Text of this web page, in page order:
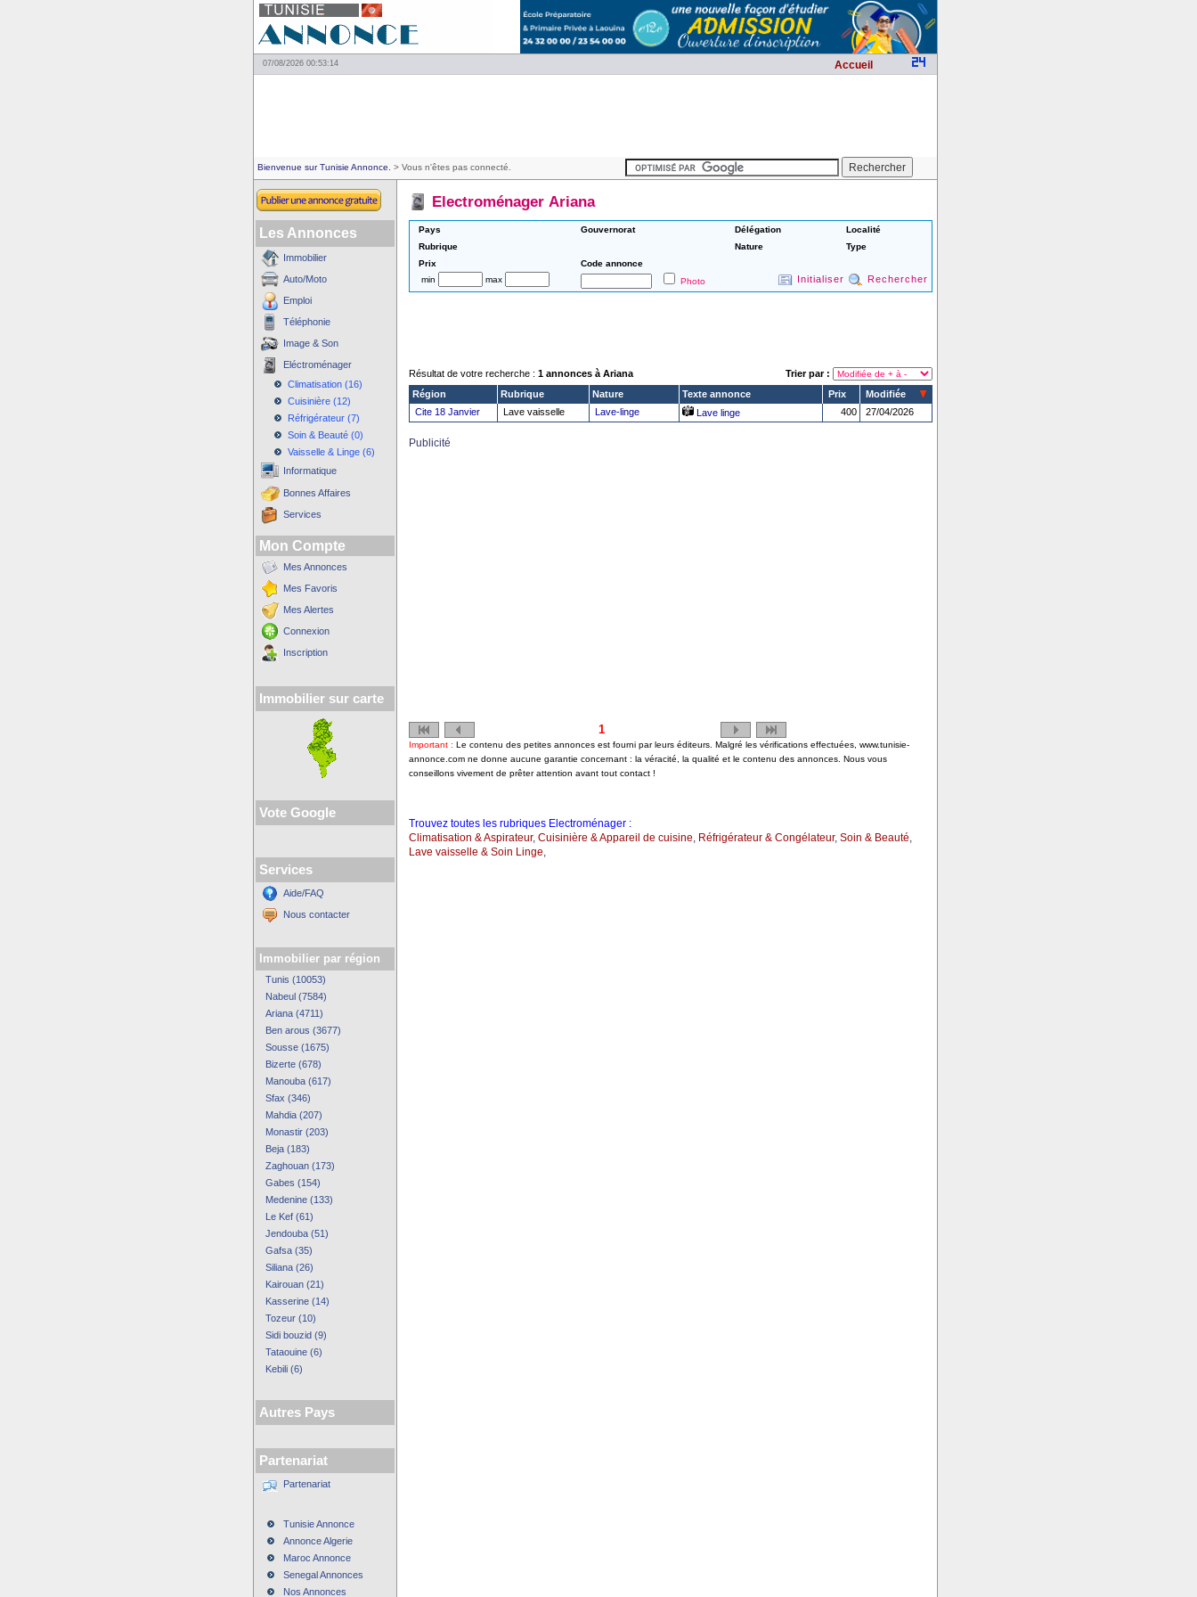
07/08/2026 00:53:14 Accueil
Bienvenue sur Tunisie Annonce. > Vous n'êtes pas connecté.
Les Annonces
Immobilier
Auto/Moto
Emploi
Téléphonie
Image & Son
Eléctroménager
Climatisation (16)
Cuisinière (12)
Réfrigérateur (7)
Soin & Beauté (0)
Vaisselle & Linge (6)
Informatique
Bonnes Affaires
Services
Mon Compte
Mes Annonces
Mes Favoris
Mes Alertes
Connexion
Inscription
Immobilier sur carte
Vote Google
Services
Aide/FAQ
Nous contacter
Immobilier par région
Tunis (10053)
Nabeul (7584)
Ariana (4711)
Ben arous (3677)
Sousse (1675)
Bizerte (678)
Manouba (617)
Sfax (346)
Mahdia (207)
Monastir (203)
Beja (183)
Zaghouan (173)
Gabes (154)
Medenine (133)
Le Kef (61)
Jendouba (51)
Gafsa (35)
Siliana (26)
Kairouan (21)
Kasserine (14)
Tozeur (10)
Sidi bouzid (9)
Tataouine (6)
Kebili (6)
Autres Pays
Partenariat
Partenariat
Tunisie Annonce
Annonce Algerie
Maroc Annonce
Senegal Annonces
Nos Annonces
Electroménager Ariana
Pays Gouvernorat Délégation
Localité
Rubrique
Nature
Type
Prix
Code annonce
min
max Photo Initialiser Rechercher
Résultat de votre recherche : 1 annonces à Ariana
Trier par :
Région
Rubrique Nature Texte annonce Prix
Modifiée
Cite 18 Janvier
Lave vaisselle Lave-linge Lave linge 400 27/04/2026
Publicité
1
Important : Le contenu des petites annonces est fourni par leurs éditeurs. Malgré les vérifications effectuées, www.tunisie-
annonce.com ne donne aucune garantie concernant : la véracité, la qualité et le contenu des annonces. Nous vous
conseillons vivement de prêter attention avant tout contact !
Trouvez toutes les rubriques Electroménager :
Climatisation & Aspirateur, Cuisinière & Appareil de cuisine, Réfrigérateur & Congélateur, Soin & Beauté,
Lave vaisselle & Soin Linge,